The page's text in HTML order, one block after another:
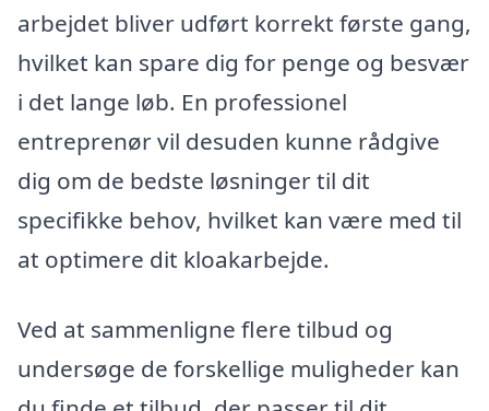
arbejdet bliver udført korrekt første gang,
hvilket kan spare dig for penge og besvær
i det lange løb. En professionel
entreprenør vil desuden kunne rådgive
dig om de bedste løsninger til dit
specifikke behov, hvilket kan være med til
at optimere dit kloakarbejde.
Ved at sammenligne flere tilbud og
undersøge de forskellige muligheder kan